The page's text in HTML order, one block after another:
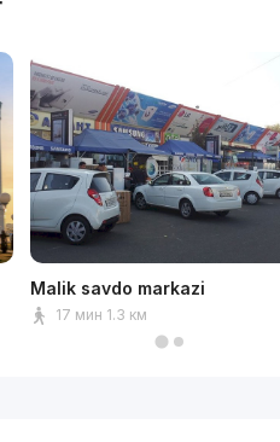
Malik savdo markazi
17 мин 1.3 км